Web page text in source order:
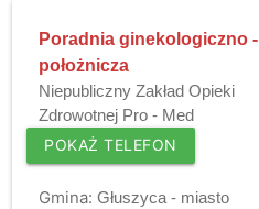
Poradnia ginekologiczno -
położnicza
Niepubliczny Zakład Opieki
Zdrowotnej Pro - Med
POKAŻ TELEFON
Gmina: Głuszyca - miasto